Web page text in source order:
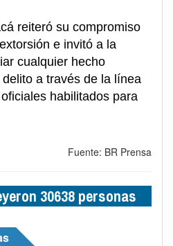
reiteró su compromiso
e invitó a la
cualquier hecho
a través de la línea
habilitados para
Fuente: BR Prensa
30638 personas